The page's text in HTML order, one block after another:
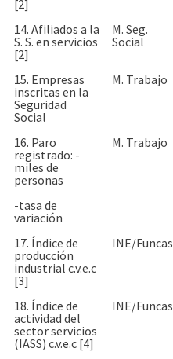
[2]
14. Afiliados a la
S. S. en servicios
[2]
M. Seg.
Social
15. Empresas
inscritas en la
Seguridad
Social
M. Trabajo
16. Paro
registrado: -
miles de
personas
M. Trabajo
-tasa de
variación
17. Índice de
producción
industrial c.v.e.c
[3]
INE/Funcas
18. Índice de
actividad del
sector servicios
(IASS) c.v.e.c [4]
INE/Funcas